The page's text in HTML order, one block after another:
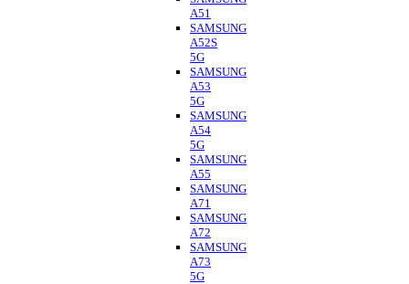
A51
SAMSUNG
A52S
5G
SAMSUNG
A53
5G
SAMSUNG
A54
5G
SAMSUNG
A55
SAMSUNG
A71
SAMSUNG
A72
SAMSUNG
A73
5G